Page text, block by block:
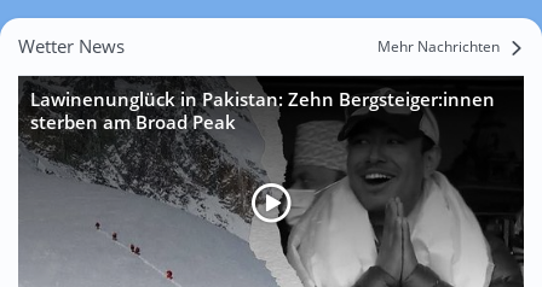
Wetter News Mehr Nachrichten
Lawinenunglück in Pakistan: Zehn Bergsteiger:innen
sterben am Broad Peak